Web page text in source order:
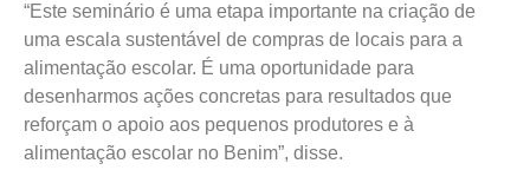
“Este seminário é uma etapa importante na criação de
uma escala sustentável de compras de locais para a
alimentação escolar. É uma oportunidade para
desenharmos ações concretas para resultados que
reforçam o apoio aos pequenos produtores e à
alimentação escolar no Benim”, disse.